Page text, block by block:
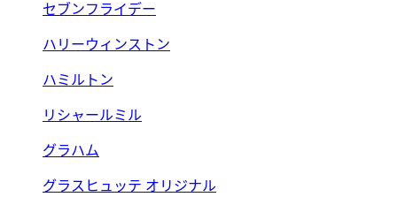
セブンフライデー
ハリーウィンストン
ハミルトン
リシャールミル
グラハム
グラスヒュッテ オリジナル